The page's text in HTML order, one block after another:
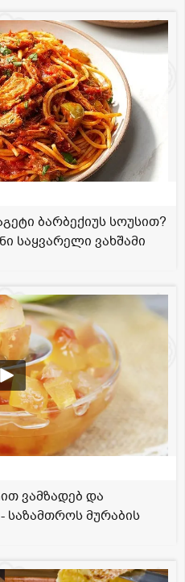
ბარბექიუს სოუსით?
საყვარელი ვახშამი
ვამზადებ და
საზამთროს მურაბის